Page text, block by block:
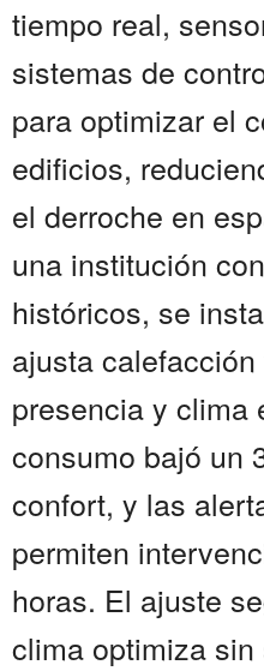
tiempo real,
sistemas de
para optimizar el
edificios,
el derroche en
una institución
históricos, se
ajusta
presencia y clima
consumo bajó un
confort, y las
permiten
horas. El ajuste
clima optimiza